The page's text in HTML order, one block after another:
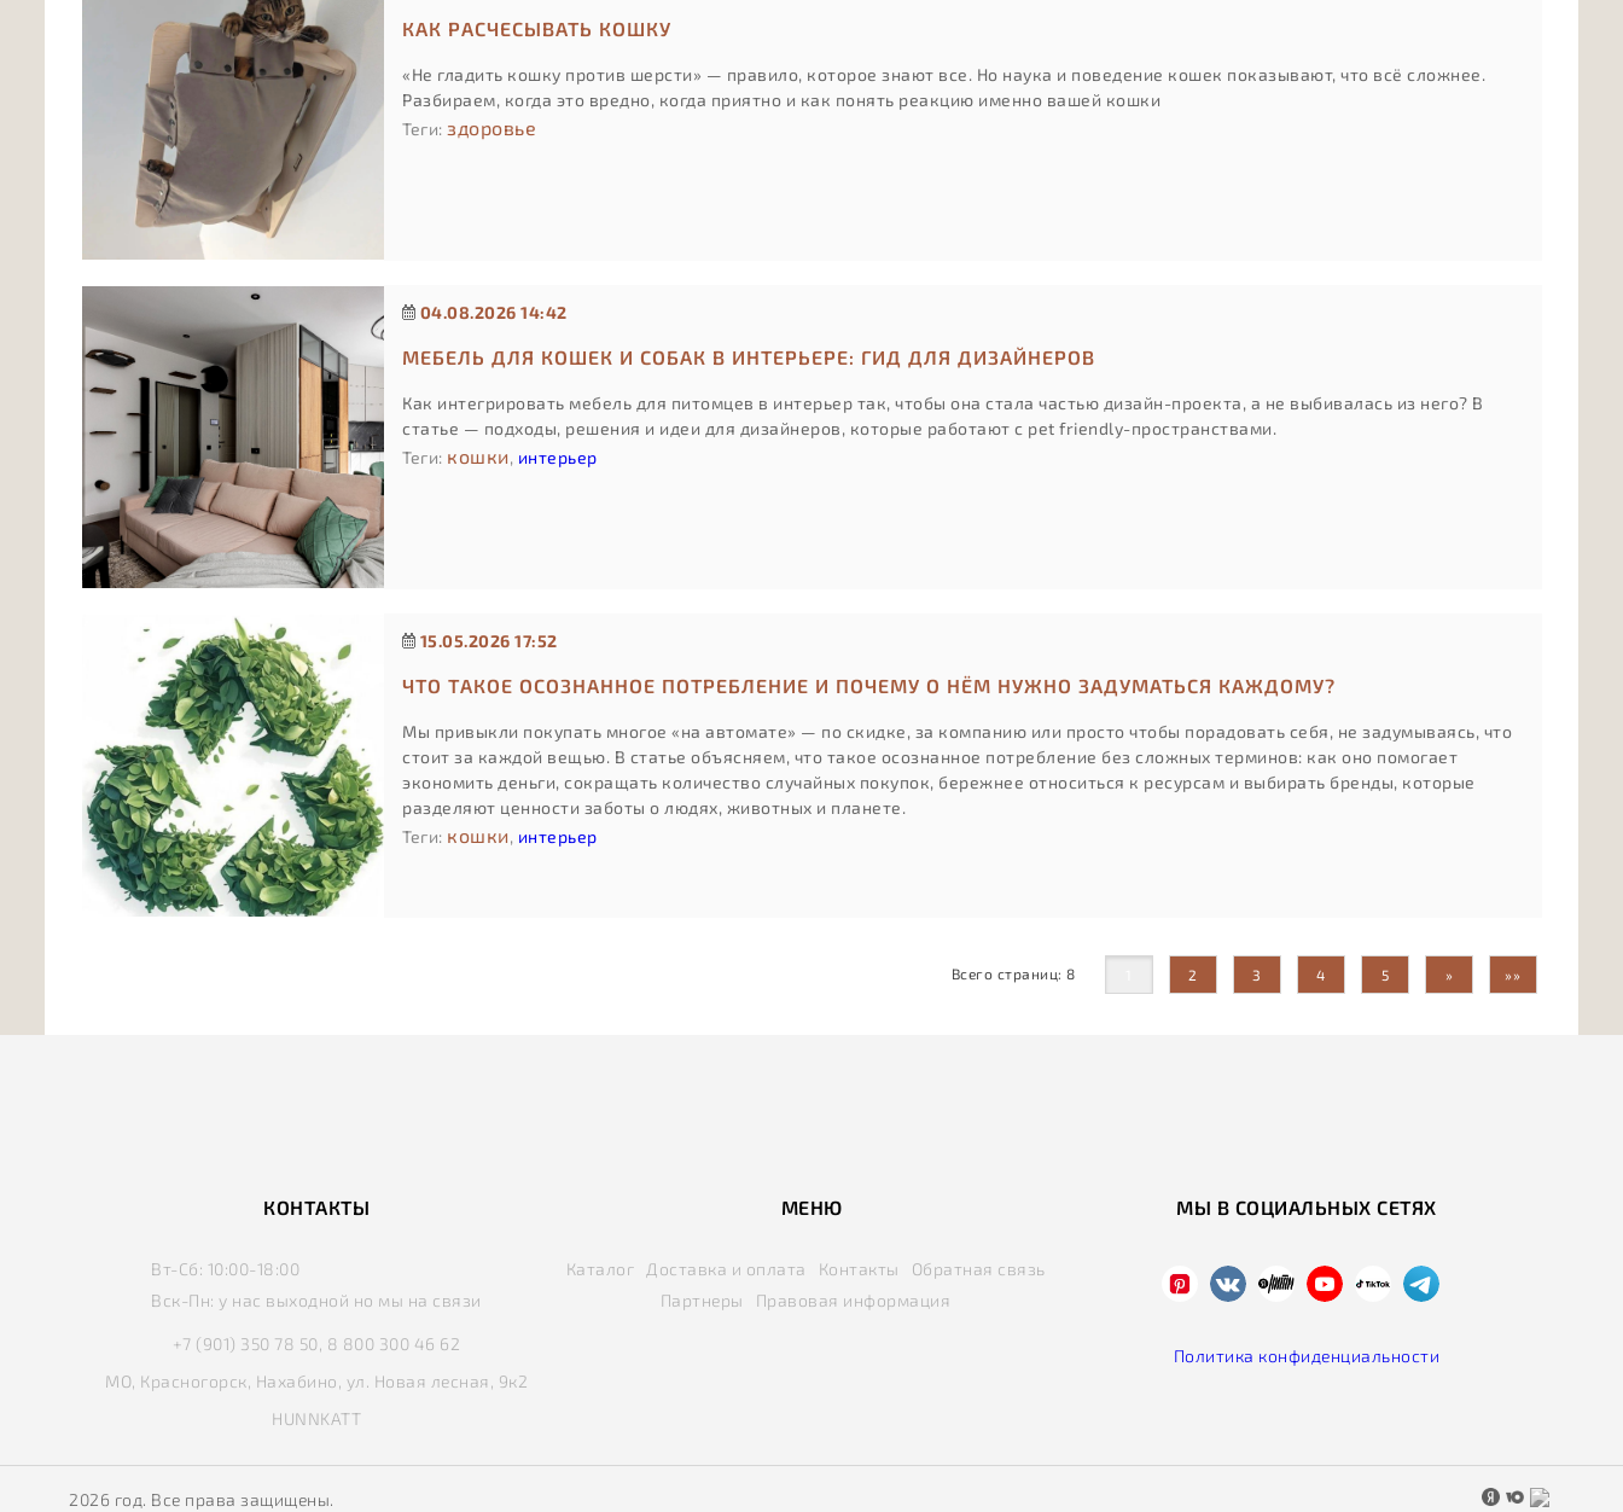
КАК РАСЧЕСЫВАТЬ КОШКУ
«Не гладить кошку против шерсти» — правило, которое знают все. Но наука и поведение кошек показывают, что всё сложнее.
Разбираем, когда это вредно, когда приятно и как понять реакцию именно вашей кошки
Теги: здоровье
04.08.2026 14:42
МЕБЕЛЬ ДЛЯ КОШЕК И СОБАК В ИНТЕРЬЕРЕ: ГИД ДЛЯ ДИЗАЙНЕРОВ
Как интегрировать мебель для питомцев в интерьер так, чтобы она стала частью дизайн-проекта, а не выбивалась из него? В
статье — подходы, решения и идеи для дизайнеров, которые работают с pet friendly-пространствами.
Теги: кошки, интерьер
15.05.2026 17:52
ЧТО ТАКОЕ ОСОЗНАННОЕ ПОТРЕБЛЕНИЕ И ПОЧЕМУ О НЁМ НУЖНО ЗАДУМАТЬСЯ КАЖДОМУ?
Мы привыкли покупать многое «на автомате» — по скидке, за компанию или просто чтобы порадовать себя, не задумываясь, что
стоит за каждой вещью. В статье объясняем, что такое осознанное потребление без сложных терминов: как оно помогает
экономить деньги, сокращать количество случайных покупок, бережнее относиться к ресурсам и выбирать бренды, которые
разделяют ценности заботы о людях, животных и планете.
Теги: кошки, интерьер
Всего страниц: 8 2 3 4 5 » »»
КОНТАКТЫ
Вт-Сб: 10:00-18:00
Вск-Пн:у нас выходной но мы на связи
+7 (901) 350 78 50, 8 800 300 46 62
МО, Красногорск, Нахабино, ул. Новая лесная, 9к2
HUNNKATT
МЕНЮ
Каталог Доставка и оплата Контакты
Обратная связь
Партнеры
Правовая информация
МЫ В СОЦИАЛЬНЫХ СЕТЯХ
Политика конфиденциальности
2026 год. Все права защищены.